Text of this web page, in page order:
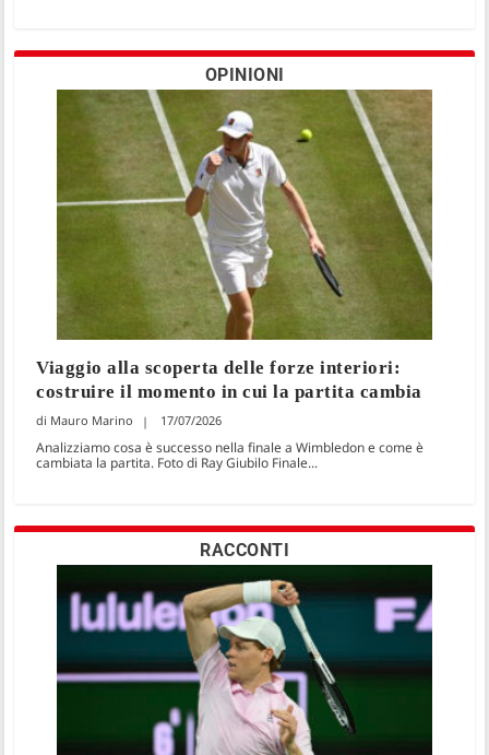
OPINIONI
Viaggio alla scoperta delle forze interiori:
costruire il momento in cui la partita cambia
Mauro Marino 17/07/2026
Analizziamo cosa è successo nella finale a Wimbledon e come è
cambiata la partita. Foto di Ray Giubilo Finale...
RACCONTI